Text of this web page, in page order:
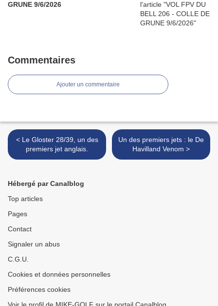
GRUNE 9/6/2026
Commentaires
Ajouter un commentaire
< Le Gloster 28/39, un des
premiers jet anglais.
Un des premiers jets : le De
Havilland Venom >
Hébergé par Canalblog
Top articles
Pages
Contact
Signaler un abus
C.G.U.
Cookies et données personnelles
Préférences cookies